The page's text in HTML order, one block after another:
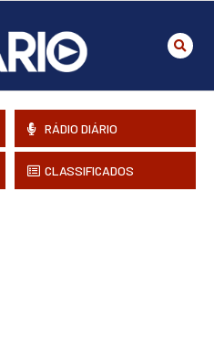
RÁDIO DIÁRIO
CLASSIFICADOS